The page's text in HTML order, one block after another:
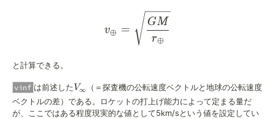
v⊕ =
r⊕
GM
と計算できる。
vinf は前述したV_{\infty}
V∞
（＝探査機の公転速度ベクトルと地球の公転速度
ベクトルの差）である。ロケットの打上げ能力によって定まる量だ
が、ここではある程度現実的な値として5km/sという値を設定してい